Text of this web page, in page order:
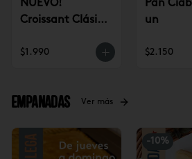
NUEVO!
Croissant Clásico
$1.990
Pan
un
$2.150
Empanadas Ver más
-10%